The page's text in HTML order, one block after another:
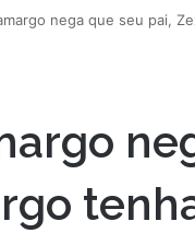
nega que seu pai,